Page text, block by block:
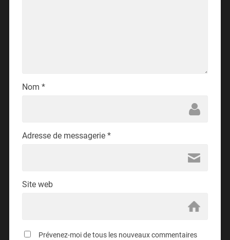
Nom *
Adresse de messagerie *
Site web
Prévenez-moi de tous les nouveaux commentaires